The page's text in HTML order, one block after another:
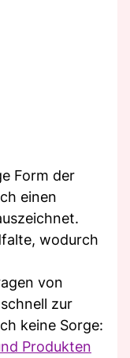
Form der
einen
wodurch
von
zur
keine Sorge:
Produkten